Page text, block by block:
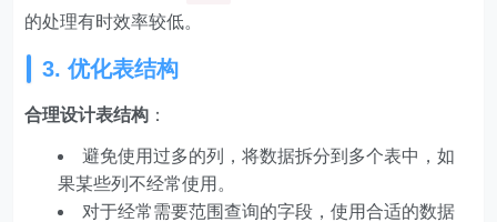
的处理有时效率较低。
3. 优化表结构
合理设计表结构 ：
避免使用过多的列，将数据拆分到多个表中，如
果某些列不经常使用。
对于经常需要范围查询的字段，使用合适的数据